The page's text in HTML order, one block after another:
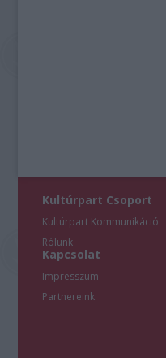
Kultúrpart Csoport
Kultúrpart Kommunikáció
Rólunk
Kapcsolat
Impresszum
Partnereink